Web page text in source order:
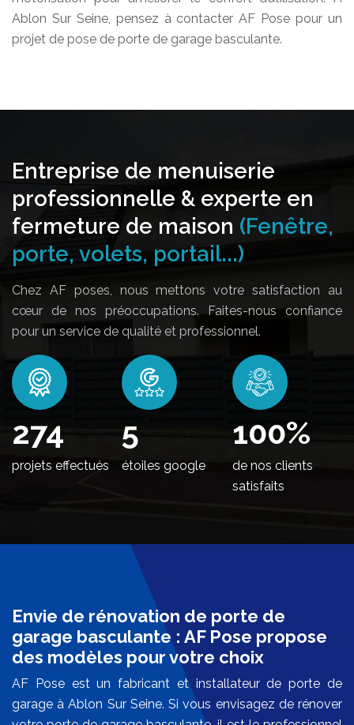
Ablon Sur Seine, pensez à contacter AF Pose pour un
projet de pose de porte de garage basculante.
Entreprise de menuiserie
professionnelle & experte en
fermeture de maison (Fenêtre,
porte, volets, portail...)
Chez AF poses, nous mettons votre satisfaction au
cœur de nos préoccupations. Faites-nous confiance
pour un service de qualité et professionnel.
336
projets effectués
5
étoiles google
100%
de nos clients
satisfaits
Envie de rénovation de porte de
garage basculante : AF Pose propose
des modèles pour votre choix
AF Pose est un fabricant et installateur de porte de
garage à Ablon Sur Seine. Si vous envisagez de rénover